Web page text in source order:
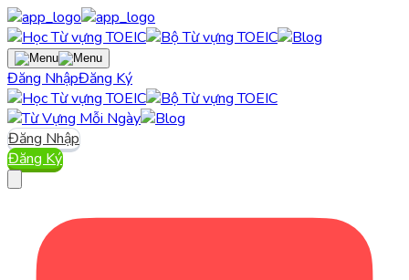
Đăng NhậpĐăng Ký
Đăng Nhập
Đăng Ký